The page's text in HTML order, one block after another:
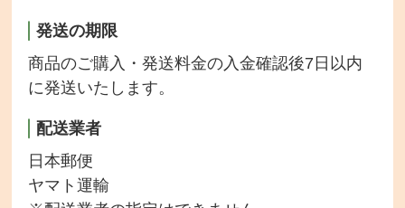
発送の期限
商品のご購入・発送料金の入金確認後7日以内
に発送いたします。
配送業者
日本郵便
ヤマト運輸